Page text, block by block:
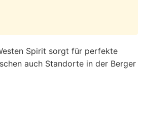
Spirit sorgt für perfekte
auch Standorte in der Berger